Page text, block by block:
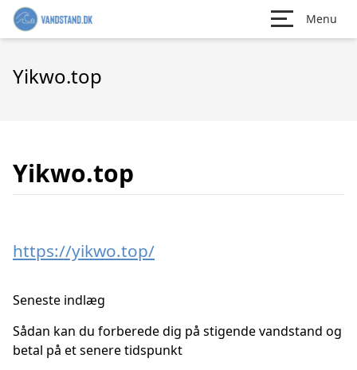
Menu
Yikwo.top
Yikwo.top
https://yikwo.top/
Seneste indlæg
Sådan kan du forberede dig på stigende vandstand og
betal på et senere tidspunkt